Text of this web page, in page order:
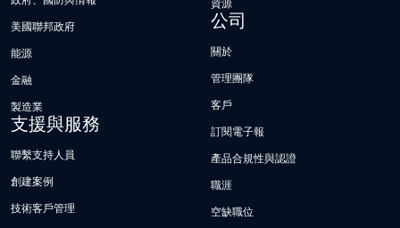
美國聯邦政府
能源
金融
製造業
支援與服務
聯繫支持人員
創建案例
技術客戶管理
資源
公司
關於
管理團隊
客戶
訂閱電子報
產品合規性與認證
職涯
空缺職位